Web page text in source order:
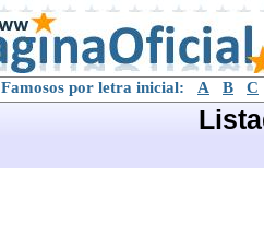
Famosos por letra inicial: A B C